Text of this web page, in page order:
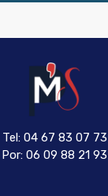
Tel: 04 67 83 07 73
Por: 06 09 88 21 93